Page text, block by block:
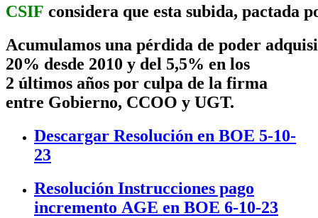
CSIF considera que esta subida, pactada
Acumulamos una pérdida de poder
20% desde 2010 y del 5,5% en los
2 últimos años por culpa de la firma
entre Gobierno, CCOO y UGT.
Descargar Resolución en BOE 5-10-
23
Resolución Instrucciones pago
incremento AGE en BOE 6-10-23